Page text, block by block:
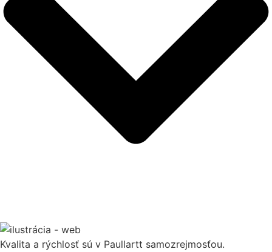
Kvalita a rýchlosť sú v Paullartt samozrejmosťou.